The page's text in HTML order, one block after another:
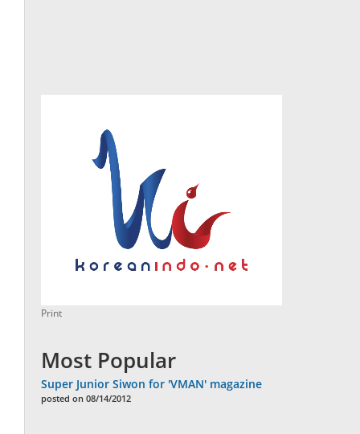
Print
Most Popular
Super Junior Siwon for 'VMAN' magazine
posted on 08/14/2012